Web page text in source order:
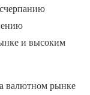
и высоким
валютном рынке